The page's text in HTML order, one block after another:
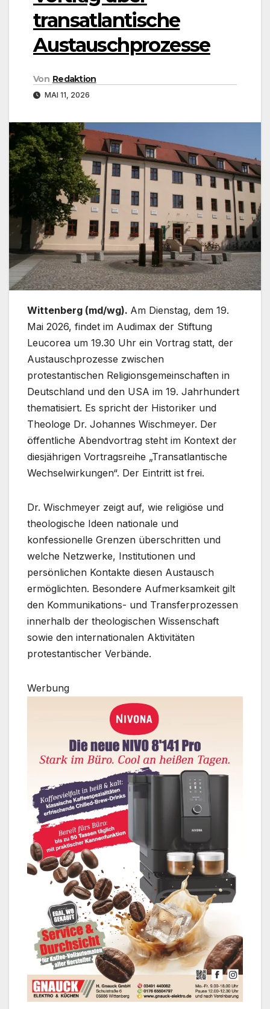
transatlantische
Austauschprozesse
Von Redaktion
MAI 11, 2026
Wittenberg (md/wg). Am Dienstag, dem 19.
Mai 2026, findet im Audimax der Stiftung
Leucorea um 19.30 Uhr ein Vortrag statt, der
Austauschprozesse zwischen
protestantischen Religionsgemeinschaften in
Deutschland und den USA im 19. Jahrhundert
thematisiert. Es spricht der Historiker und
Theologe Dr. Johannes Wischmeyer. Der
öffentliche Abendvortrag steht im Kontext der
diesjährigen Vortragsreihe „Transatlantische
Wechselwirkungen“. Der Eintritt ist frei.
Dr. Wischmeyer zeigt auf, wie religiöse und
theologische Ideen nationale und
konfessionelle Grenzen überschritten und
welche Netzwerke, Institutionen und
persönlichen Kontakte diesen Austausch
ermöglichten. Besondere Aufmerksamkeit gilt
den Kommunikations- und Transferprozessen
innerhalb der theologischen Wissenschaft
sowie den internationalen Aktivitäten
protestantischer Verbände.
Werbung